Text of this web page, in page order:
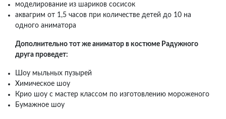
моделирование из шариков сосисок
аквагрим от 1,5 часов при количестве детей до 10 на
одного аниматора
Дополнительно тот же аниматор в костюме Радужного
друга проведет:
Шоу мыльных пузырей
Химическое шоу
Крио шоу с мастер классом по изготовлению мороженого
Бумажное шоу